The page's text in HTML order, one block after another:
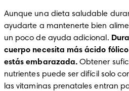
Aunque una dieta saludable
ayudarte a mantenerte bien
un poco de ayuda adicional.
cuerpo necesita más ácido
estás embarazada. Obtener
nutrientes puede ser difícil solo
las vitaminas prenatales entran